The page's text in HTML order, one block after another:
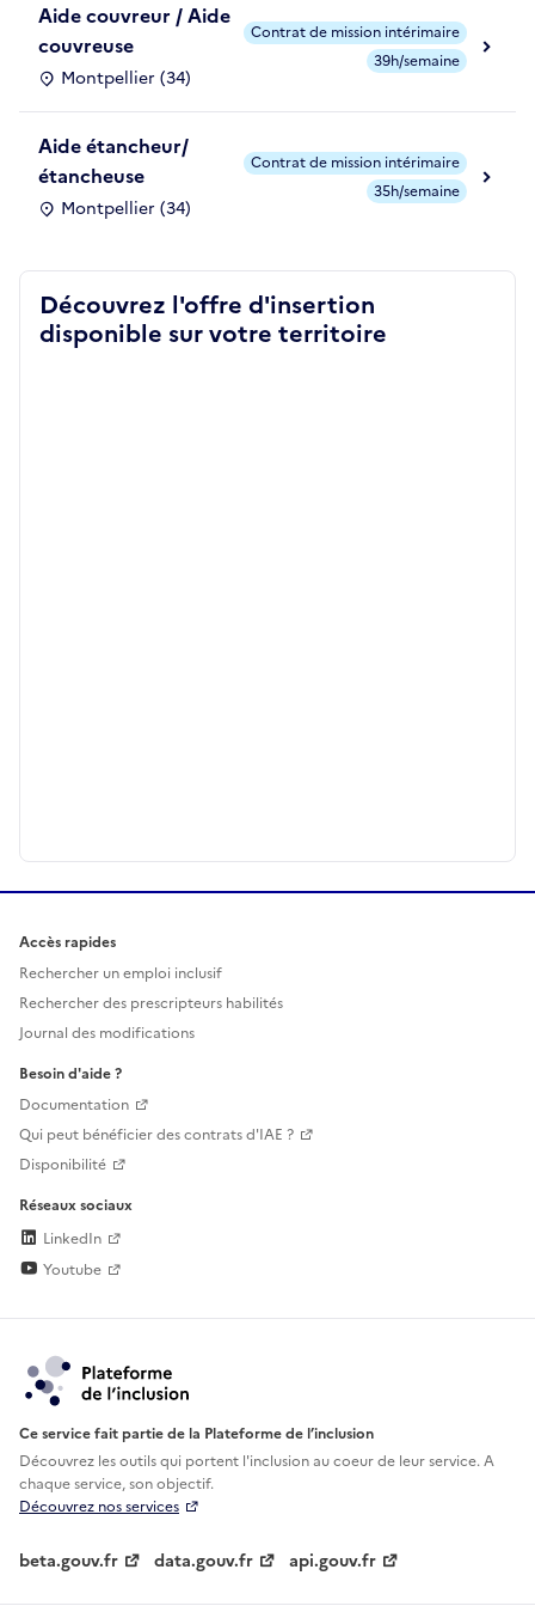
Aide couvreur / Aide
couvreuse
Montpellier (34)
Contrat de mission intérimaire
39h/semaine
Aide étancheur/
étancheuse
Montpellier (34)
Contrat de mission intérimaire
35h/semaine
Découvrez l'offre d'insertion
disponible sur votre territoire
Accès rapides
Rechercher un emploi inclusif
Rechercher des prescripteurs habilités
Journal des modifications
Besoin d'aide ?
Documentation
Qui peut bénéficier des contrats d'IAE ?
Disponibilité
Réseaux sociaux
LinkedIn
Youtube
Ce service fait partie de la Plateforme de l’inclusion
Découvrez les outils qui portent l'inclusion aucoeur de leur service. A
chaque service, son objectif.
Découvrez nos services
beta.gouv.fr data.gouv.fr api.gouv.fr